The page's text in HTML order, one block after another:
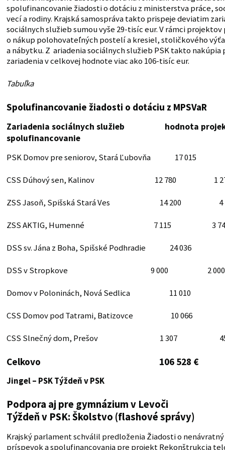
spolufinancovanie žiadosti o dotáciu z ministerstva práce,
vecí a rodiny. Krajská samospráva takto prispeje deviatim
sociálnych služieb sumou vyše 29-tisíc eur. V rámci projektov
o nákup polohovateľných postelí a kresiel, stoličkového
a nábytku. Z ariadenia sociálnych služieb PSK takto
zariadenia v celkovej hodnote viac ako 106-tisíc eur.
Tabuľka
Spolufinancovanie žiadosti o dotáciu z MPSVaR
Zariadenia sociálnych služieb hodnota
spolufinancovanie
PSK Domov pre seniorov, Stará Ľubovňa 17
CSS Dúhový sen, Kalinov 12 780 1
ZSS Jasoň, Spišská Stará Ves 14 200 4
ZSS AKTIG, Humenné 7 115 3
DSS sv. Jána z Boha, Spišské Podhradie 24 036
DSS v Stropkove 9 000 2 000
Domov v Poloninách, Nová Sedlica 11 010
CSS Domov pod Tatrami, Batizovce 10 066
CSS Slnečný dom, Prešov 1 307
Celkovo 106 528 € 29
Jingel – PSK Týždeň v PSK
Podpora aj pre gymnázium v Levoči
Týždeň v PSK: Školstvo (flashové správy)
Krajský parlament schválil predloženia Žiadosti o
príspevok a spolufinancovania pre projekt Rekonštrukcia